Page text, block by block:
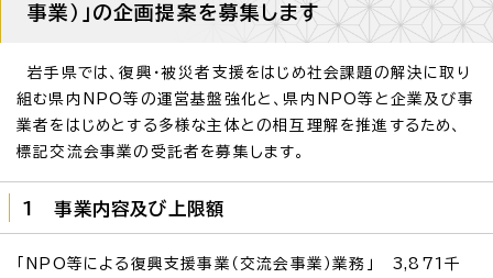
事業）」の企画提案を募集します
岩手県では、復興・被災者支援をはじめ社会課題の解決に取り
組む県内NPO等の運営基盤強化と、県内NPO等と企業及び事
業者をはじめとする多様な主体との相互理解を推進するため、
標記交流会事業の受託者を募集します。
1 事業内容及び上限額
「NPO等による復興支援事業（交流会事業）業務」 3,871千